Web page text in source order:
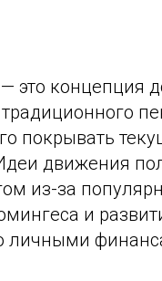
— это концепция
покрывать
движения
из-за
и
личными